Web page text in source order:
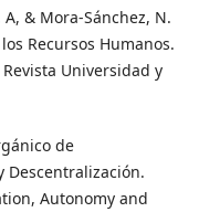
& Mora-Sánchez, N.
Recursos Humanos.
Universidad y
de
Descentralización.
Autonomy and